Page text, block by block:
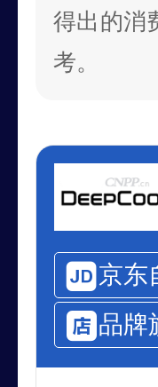
得出的消
考。
京东
品牌